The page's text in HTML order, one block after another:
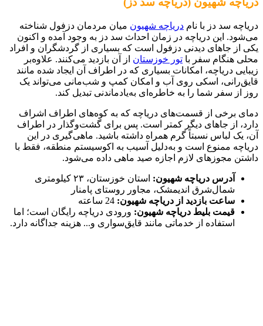
دریاچه سد دز با نام دریاچه شهیون میان مردمان دزفول شناخته
می‌شود. این دریاچه در زمان احداث سد دز به وجود آمده و اکنون
یکی از جاهای دیدنی دزفول است که بسیاری از گردشگران و افراد
محلی هنگام سفر با تور خوزستان
از آن بازدید می‌کنند. علاوه‌‎بر
زیبایی دریاچه، امکانات بسیاری که در اطراف آن ایجاد شده مانند
قایق‌رانی، اسکی روی آب و امکان کمپ و شب‌مانی می‌تواند یک
روز از سفر شما را به خاطره‌ای به‌یاد‌ماندنی تبدیل کند.
دمای برخی از قسمت‌های دریاچه که به کوه‌های اطراف اشراف
دارد، از جاهای دیگر کمتر است. پس برای گشت‌و‌گذار در اطراف
آن، یک لباس نسبتاً گرم همراه داشته باشید. ماهی‌گیری در این
دریاچه ممنوع است و به‌دلیل آسیب به اکوسیستم منطقه، فقط با
داشتن مجوزهای لازم اجازه صید ماهی داده می‌شود.
آدرس دریاچه شهیون:
استان خوزستان، ۲۳ کیلومتری
شمال‌شرق اندیمشک، مجاور روستای پامنار
ساعت بازدید از دریاچه شهیون: 24 ساعته
قیمت بلیط دریاچه شهیون: ورودی دریاچه رایگان است؛ اما
استفاده از خدماتی مانند قایق‌سواری و... هزینه جداگانه دارد.